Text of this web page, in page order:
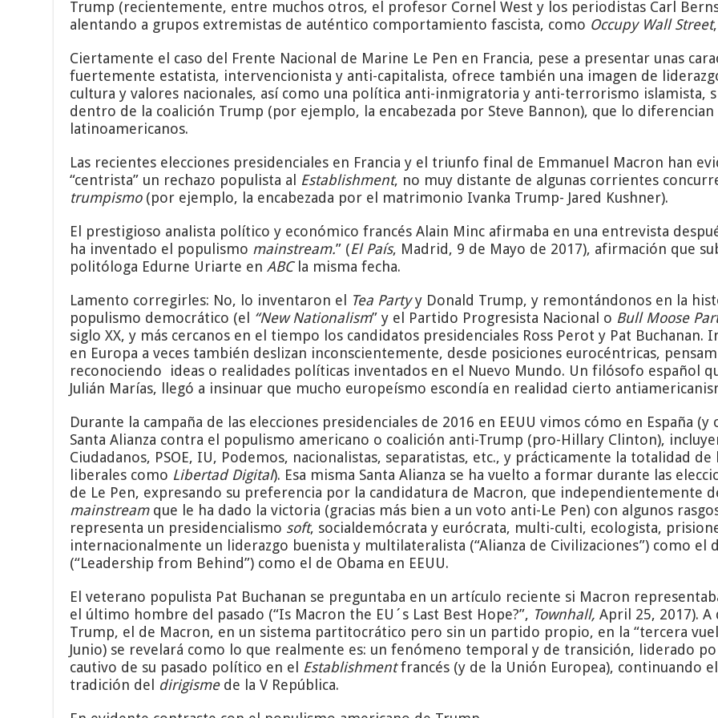
Trump (recientemente, entre muchos otros, el profesor Cornel West y los periodistas Carl
alentando a grupos extremistas de auténtico comportamiento fascista, como Occupy Wall Street
Ciertamente el caso del Frente Nacional de Marine Le Pen en Francia, pese a presentar unas
fuertemente estatista, intervencionista y anti-capitalista, ofrece también una imagen de
cultura y valores nacionales, así como una política anti-inmigratoria y anti-terrorismo islamista,
dentro de la coalición Trump (por ejemplo, la encabezada por Steve Bannon), que lo
latinoamericanos.
Las recientes elecciones presidenciales en Francia y el triunfo final de Emmanuel Macron han
“centrista” un rechazo populista al Establishment, no muy distante de algunas corrientes
trumpismo(por ejemplo, la encabezada por el matrimonio Ivanka Trump- Jared Kushner).
El prestigioso analista político y económico francés Alain Minc afirmaba en una entrevista
ha inventado el populismo mainstream.” (El País, Madrid, 9 de Mayo de 2017), afirmación que
politóloga Edurne Uriarte enABCla misma fecha.
Lamento corregirles: No, lo inventaron el Tea Partyy Donald Trump, y remontándonos en la
populismo democrático (el “New Nationalism” y el Partido Progresista Nacional o Bull Moose
siglo XX, y más cercanos en el tiempo los candidatos presidenciales Ross Perot y Pat
en Europa a veces también deslizan inconscientemente, desde posiciones eurocéntricas,
reconociendo ideas o realidades políticas inventados en el Nuevo Mundo. Un filósofo español
Julián Marías, llegó a insinuar que mucho europeísmo escondía en realidad cierto
Durante la campaña de las elecciones presidenciales de 2016 en EEUU vimos cómo en España
Santa Alianza contra el populismo americano o coalición anti-Trump (pro-Hillary Clinton),
Ciudadanos, PSOE, IU, Podemos, nacionalistas, separatistas, etc., y prácticamente la totalidad
liberales como Libertad Digital). Esa misma Santa Alianza se ha vuelto a formar durante las
de Le Pen, expresando su preferencia por la candidatura de Macron, que independientemente
mainstreamque le ha dado la victoria (gracias más bien a un voto anti-Le Pen) con algunos
representa un presidencialismo soft, socialdemócrata y eurócrata, multi-culti, ecologista,
internacionalmente un liderazgo buenista y multilateralista (“Alianza de Civilizaciones”) como el
(“Leadership from Behind”) como el de Obama en EEUU.
El veterano populista Pat Buchanan se preguntaba en un artículo reciente si Macron
el último hombre del pasado (“Is Macron the EU´s Last Best Hope?”, Townhall,April 25, 2017).
Trump, el de Macron, en un sistema partitocrático pero sin un partido propio, en la “tercera
Junio) se revelará como lo que realmente es: un fenómeno temporal y de transición, liderado
cautivo de su pasado político en el Establishmentfrancés (y de la Unión Europea), continuando
tradición del dirigismede la V República.